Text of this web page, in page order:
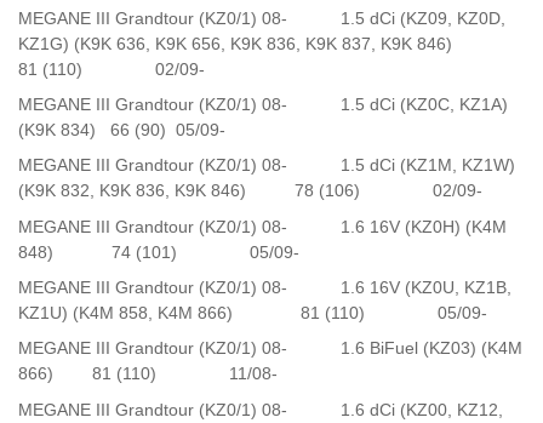
MEGANE III Grandtour (KZ0/1) 08- 1.5 dCi (KZ09, KZ0D,
KZ1G) (K9K 636, K9K 656, K9K 836, K9K 837, K9K 846)
81 (110) 02/09-
MEGANE III Grandtour (KZ0/1) 08- 1.5 dCi (KZ0C, KZ1A)
(K9K 834) 66 (90) 05/09-
MEGANE III Grandtour (KZ0/1) 08- 1.5 dCi (KZ1M, KZ1W)
(K9K 832, K9K 836, K9K 846) 78 (106) 02/09-
MEGANE III Grandtour (KZ0/1) 08- 1.6 16V (KZ0H) (K4M
848) 74 (101) 05/09-
MEGANE III Grandtour (KZ0/1) 08- 1.6 16V (KZ0U, KZ1B,
KZ1U) (K4M 858, K4M 866) 81 (110) 05/09-
MEGANE III Grandtour (KZ0/1) 08- 1.6 BiFuel (KZ03) (K4M
866) 81 (110) 11/08-
MEGANE III Grandtour (KZ0/1) 08- 1.6 dCi (KZ00, KZ12,